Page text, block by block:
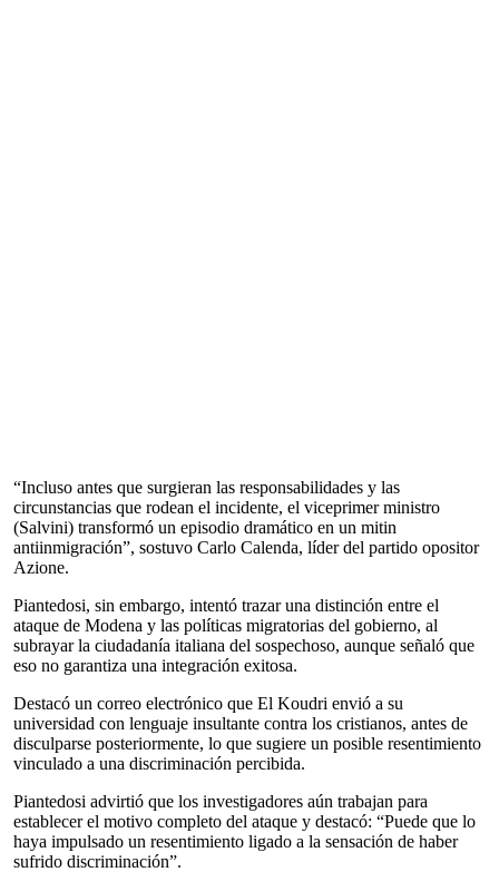
“Incluso antes que surgieran las responsabilidades y las
circunstancias que rodean el incidente, el viceprimer ministro
(Salvini) transformó un episodio dramático en un mitin
antiinmigración”, sostuvo Carlo Calenda, líder del partido opositor
Azione.
Piantedosi, sin embargo, intentó trazar una distinción entre el
ataque de Modena y las políticas migratorias del gobierno, al
subrayar la ciudadanía italiana del sospechoso, aunque señaló que
eso no garantiza una integración exitosa.
Destacó un correo electrónico que El Koudri envió a su
universidad con lenguaje insultante contra los cristianos, antes de
disculparse posteriormente, lo que sugiere un posible resentimiento
vinculado a una discriminación percibida.
Piantedosi advirtió que los investigadores aún trabajan para
establecer el motivo completo del ataque y destacó: “Puede que lo
haya impulsado un resentimiento ligado a la sensación de haber
sufrido discriminación”.